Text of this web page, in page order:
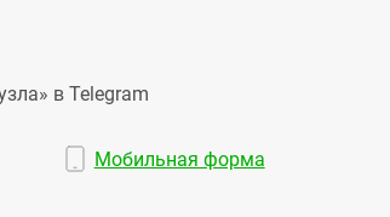
в Telegram
Мобильная форма